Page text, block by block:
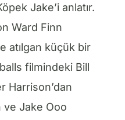
Jake’i anlatır.
Ward Finn
atılgan küçük bir
filmindeki Bill
Harrison’dan
ve Jake Ooo